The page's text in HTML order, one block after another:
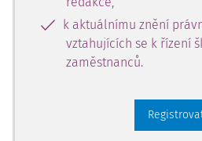
k aktuálnímu znění
vztahujících se k řízení
zaměstnanců.